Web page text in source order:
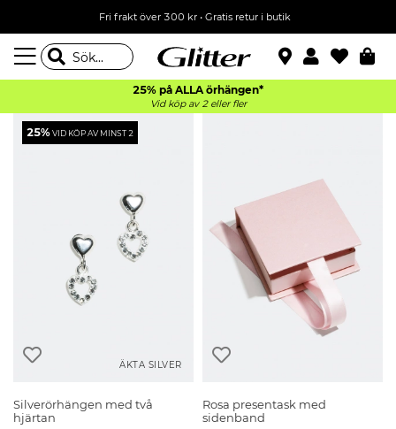
Fri frakt över 300 kr• Gratis retur i butik
25% på ALLA örhängen*
Vid köp av 2 eller fler
25%VID KÖP AV MINST 2
ÄKTA SILVER
Silverörhängen med två
hjärtan
Rosa presentask med
sidenband